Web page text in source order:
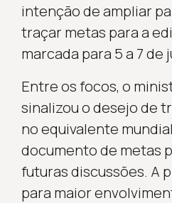
intenção de ampliar
traçar metas para a
marcada para 5 a 7 de
Entre os focos, o
sinalizou o desejo de
no equivalente
documento de metas
futuras discussões. A
para maior